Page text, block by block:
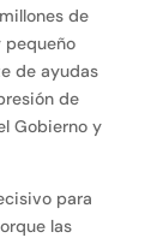
de
pequeño
de ayudas
de
Gobierno y
para
las